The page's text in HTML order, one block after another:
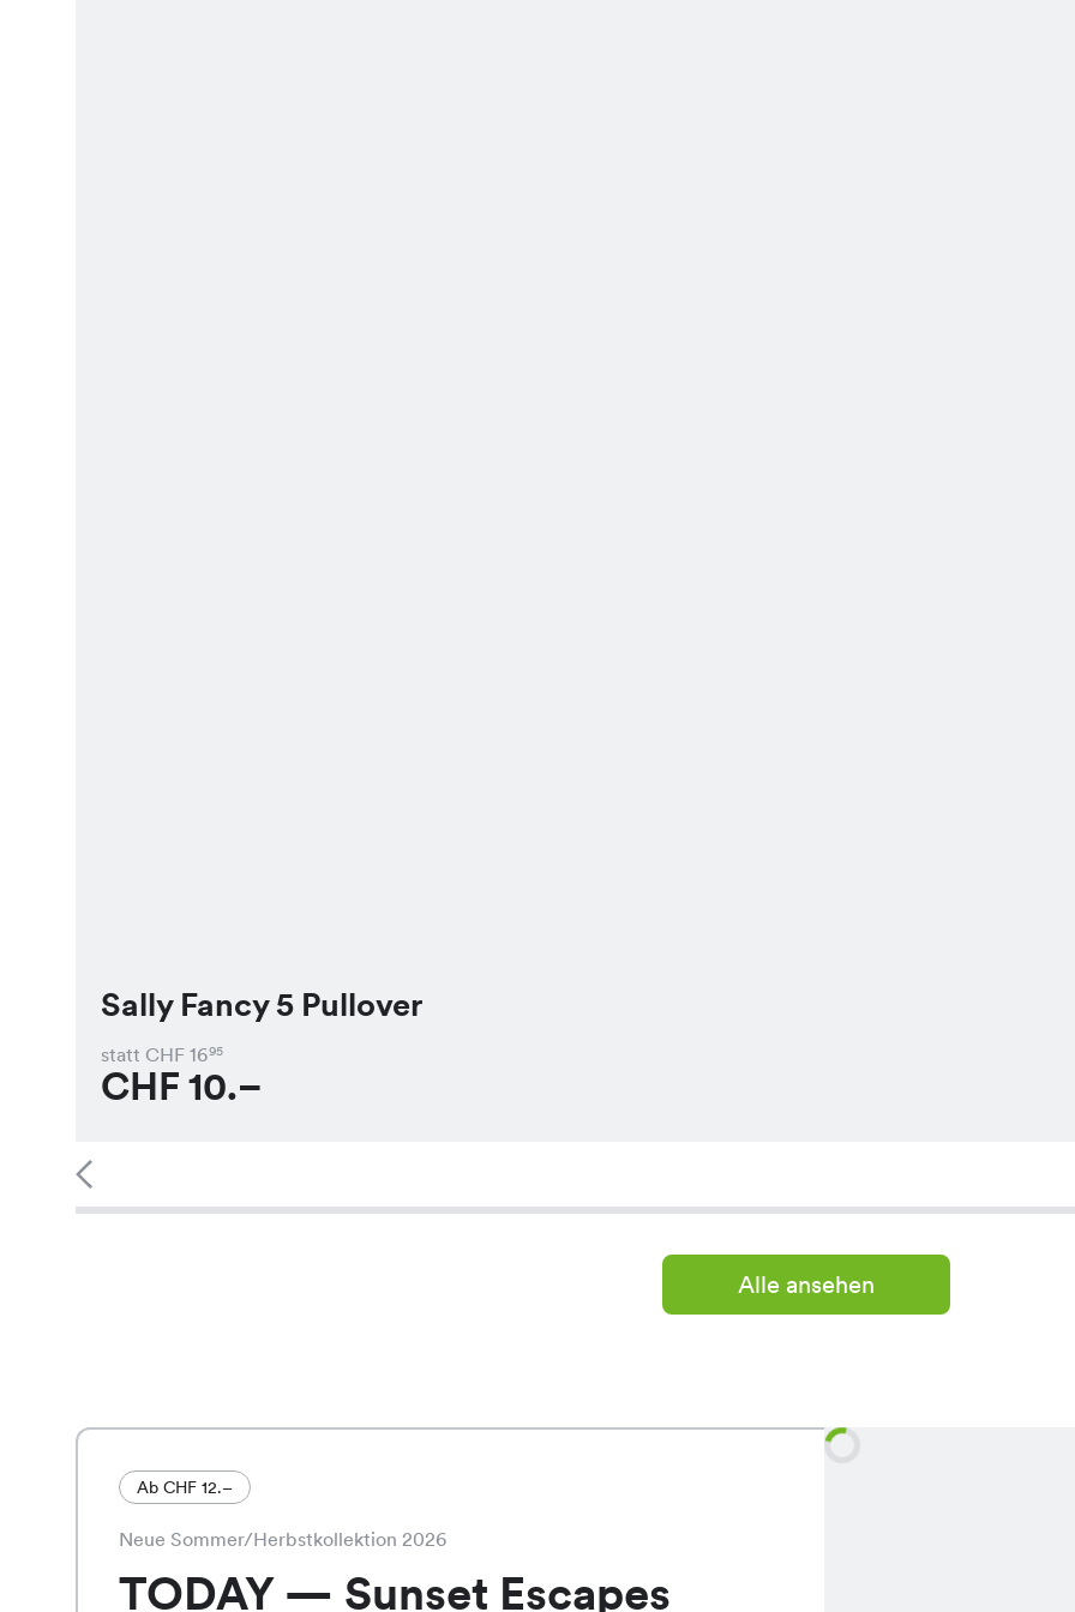
Sally Fancy 5 Pullover
statt CHF 1695
CHF 10.–
Alle ansehen
Ab CHF 12.–
Neue Sommer/Herbstkollektion 2026
TODAY — Sunset Escapes